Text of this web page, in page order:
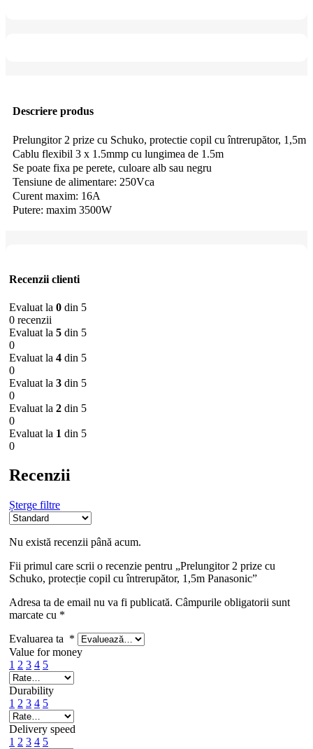
Descriere produs
Prelungitor 2 prize cu Schuko, protectie copil cu întrerupător, 1,5m
Cablu flexibil 3 x 1.5mmp cu lungimea de 1.5m
Se poate fixa pe perete, culoare alb sau negru
Tensiune de alimentare: 250Vca
Curent maxim: 16A
Putere: maxim 3500W
Recenzii clienti
Evaluat la 0 din 5
0 recenzii
Evaluat la 5 din 5
0
Evaluat la 4 din 5
0
Evaluat la 3 din 5
0
Evaluat la 2 din 5
0
Evaluat la 1 din 5
0
Recenzii
Șterge filtre
Nu există recenzii până acum.
Fii primul care scrii o recenzie pentru „Prelungitor 2 prize cu
Schuko, protecție copil cu întrerupător, 1,5m Panasonic”
Adresa ta de email nu va fi publicată. Câmpurile obligatorii sunt
marcate cu *
Evaluarea ta *
Value for money
1 2 3 4 5
Durability
1 2 3 4 5
Delivery speed
1 2 3 4 5